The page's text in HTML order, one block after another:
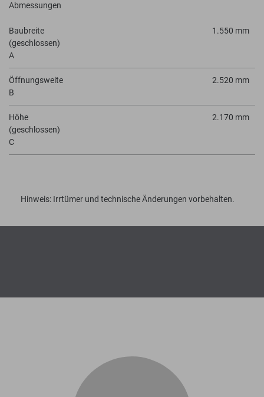
Abmessungen
Baubreite
(geschlossen)
A
1.550 mm
Öffnungsweite
B
2.520 mm
Höhe
(geschlossen)
C
2.170 mm
Hinweis: Irrtümer und technische Änderungen vorbehalten.